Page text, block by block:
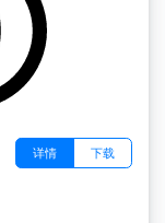
详情 下载